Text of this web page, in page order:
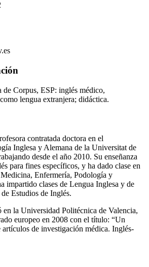
Corpus, ESP: inglés médico,
lengua extranjera; didáctica.
contratada doctora en el
Inglesa y Alemana de la Universitat de
desde el año 2010. Su enseñanza
para fines específicos, y ha dado clase en
Enfermería, Podología y
impartido clases de Lengua Inglesa y de
Estudios de Inglés.
en la Universidad Politécnica de Valencia,
europeo en 2008 con el título: “Un
de investigación médica. Inglés-